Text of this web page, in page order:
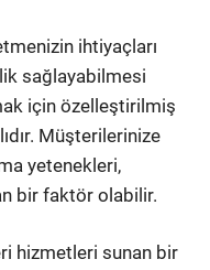
ihtiyaçları
sağlayabilmesi
için özelleştirilmiş
Müşterilerinize
yetenekleri,
bir faktör olabilir.
hizmetleri sunan bir